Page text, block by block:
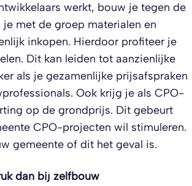
werkt, bouw je tegen de
met de groep materialen en
inkopen. Hierdoor profiteer je
Dit kan leiden tot aanzienlijke
als je gezamenlijke prijsafspraken
Ook krijg je als CPO-
op de grondprijs. Dit gebeurt
CPO-projecten wil stimuleren.
gemeente of dit het geval is.
dan bij zelfbouw